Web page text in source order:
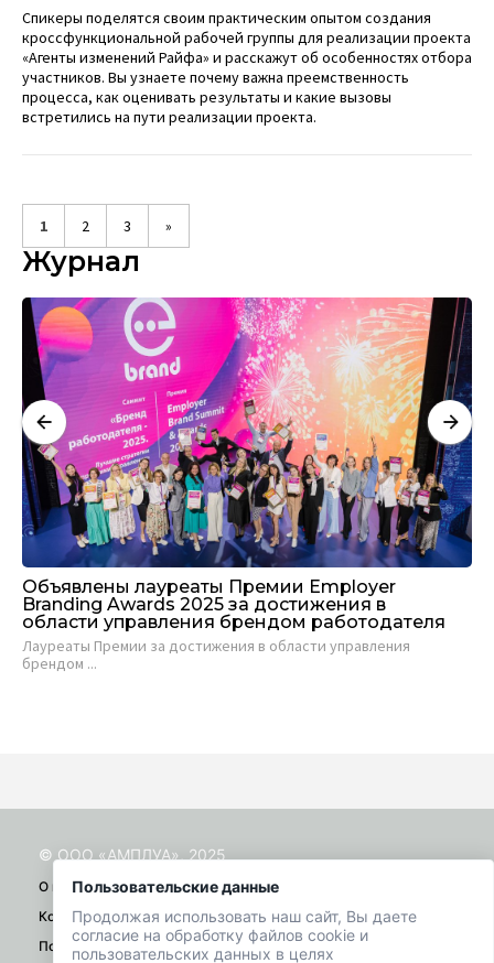
Спикеры поделятся своим практическим опытом создания
кроссфункциональной рабочей группы для реализации проекта
«Агенты изменений Райфа» и расскажут об особенностях отбора
участников. Вы узнаете почему важна преемственность
процесса, как оценивать результаты и какие вызовы
встретились на пути реализации проекта.
1 2 3 »
Журнал
Объявлены лауреаты Премии Employer
Branding Awards 2025 за достижения в
области управления брендом работодателя
­Лауреаты Премии за достижения в области управления
брендом ...
Пользовательские данные
Продолжая использовать наш сайт, Вы даете
согласие на обработку файлов cookie и
пользовательских данных в целях
© ООО «АМПЛУА», 2025
О проекте
Контакты
Помощь